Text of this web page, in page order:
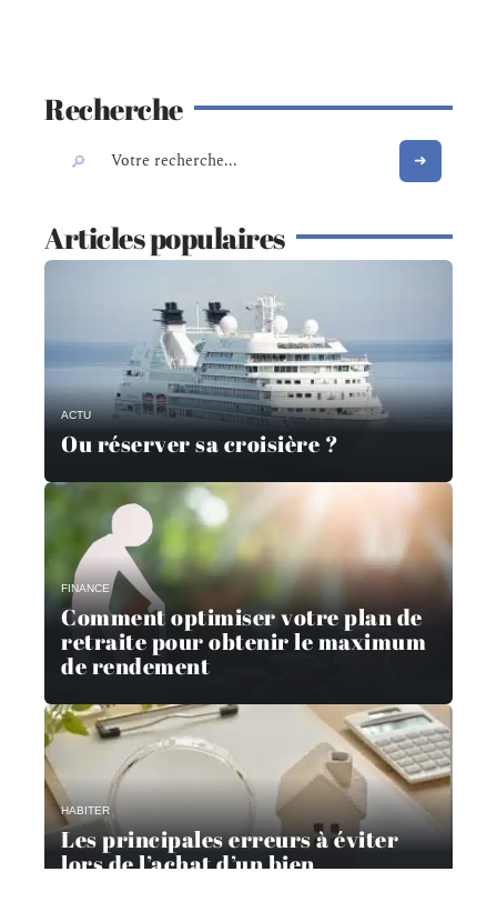
Recherche
Articles populaires
ACTU
Ou réserver sa croisière ?
FINANCE
Comment optimiser votre plan de
retraite pour obtenir le maximum
de rendement
HABITER
Les principales erreurs à éviter
lors de l’achat d’un bien